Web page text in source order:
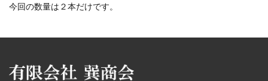
今回の数量は２本だけです。